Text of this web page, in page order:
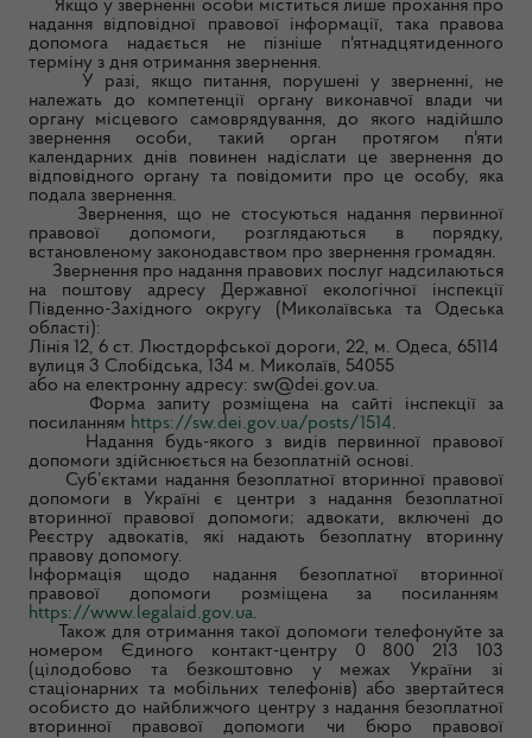
Якщо у зверненні особи міститься лише прохання про
надання відповідної правової інформації, така правова
допомога надається не пізніше п'ятнадцятиденного
терміну з дня отримання звернення.
У разі, якщо питання, порушені у зверненні, не
належать до компетенції органу виконавчої влади чи
органу місцевого самоврядування, до якого надійшло
звернення особи, такий орган протягом п'яти
календарних днів повинен надіслати це звернення до
відповідного органу та повідомити про це особу, яка
подала звернення.
Звернення, що не стосуються надання первинної
правової допомоги, розглядаються в порядку,
встановленому законодавством про звернення громадян.
Звернення про надання правових послуг надсилаються
на поштову адресу Державної екологічної інспекції
Південно-Західного округу (Миколаївська та Одеська
області):
Лінія 12, 6 ст. Люстдорфської дороги, 22, м. Одеса, 65114
вулиця 3 Слобідська, 134 м. Миколаїв, 54055
або на електронну адресу: sw@dei.gov.ua.
Форма запиту розміщена на сайті інспекції за
посиланням https://sw.dei.gov.ua/posts/1514.
Надання будь-якого з видів первинної правової
допомоги здійснюється на безоплатній основі.
Суб’єктами надання безоплатної вторинної правової
допомоги в Україні є центри з надання безоплатної
вторинної правової допомоги; адвокати, включені до
Реєстру адвокатів, які надають безоплатну вторинну
правову допомогу.
Інформація щодо надання безоплатної вторинної
правової допомоги розміщена за посиланням
https://www.legalaid.gov.ua.
Також для отримання такої допомоги телефонуйте за
номером Єдиного контакт-центру 0 800 213 103
(цілодобово та безкоштовно у межах України зі
стаціонарних та мобільних телефонів) або звертайтеся
особисто до найближчого центру з надання безоплатної
вторинної правової допомоги чи бюро правової